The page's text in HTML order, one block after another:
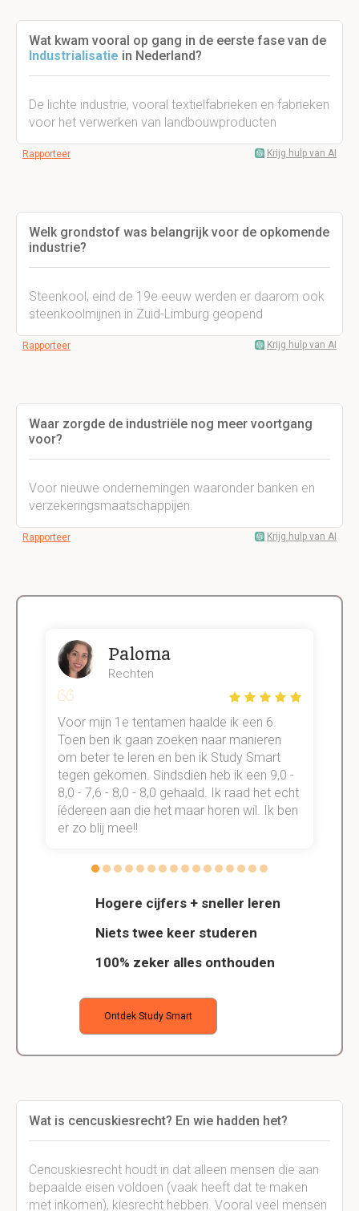
Wat kwam vooral op gang in de eerste fase van de
Industrialisatie in Nederland?
De lichte industrie, vooral textielfabrieken en fabrieken
voor het verwerken van landbouwproducten
Rapporteer Krijg hulp van AI
Welk grondstof was belangrijk voor de opkomende
industrie?
Steenkool, eind de 19e eeuw werden er daarom ook
steenkoolmijnen in Zuid-Limburg geopend
Rapporteer Krijg hulp van AI
Waar zorgde de industriële nog meer voortgang
voor?
Voor nieuwe ondernemingen waaronder banken en
verzekeringsmaatschappijen.
Rapporteer Krijg hulp van AI
Hogere cijfers + sneller leren
Niets twee keer studeren
100% zeker alles onthouden
Ontdek Study Smart
Paloma
Rechten
Voor mijn 1e tentamen haalde ik een 6.
Toen ben ik gaan zoeken naar manieren
om beter te leren en ben ik Study Smart
tegen gekomen. Sindsdien heb ik een 9,0 -
8,0 - 7,6 - 8,0 - 8,0 gehaald. Ik raad het echt
íédereen aan die het maar horen wil. Ik ben
er zo blij mee!!
Wat is cencuskiesrecht? En wie hadden het?
Cencuskiesrecht houdt in dat alleen mensen die aan
bepaalde eisen voldoen (vaak heeft dat te maken
met inkomen), kiesrecht hebben. Vooral veel mensen